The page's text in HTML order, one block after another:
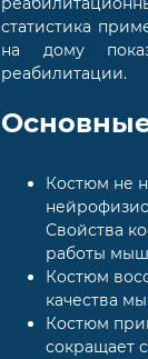
статистика
на дому
реабилитации.
Костюм не
Свойства
работы
Костюм
качества
Костюм
сокращает